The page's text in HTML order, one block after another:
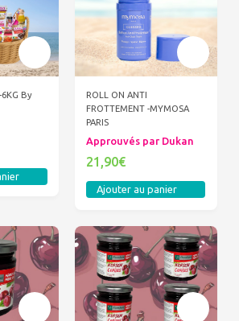
6KG By
ROLL ON ANTI
FROTTEMENT -MYMOSA
PARIS
Approuvés par Dukan
21,90€
Ajouter au panier